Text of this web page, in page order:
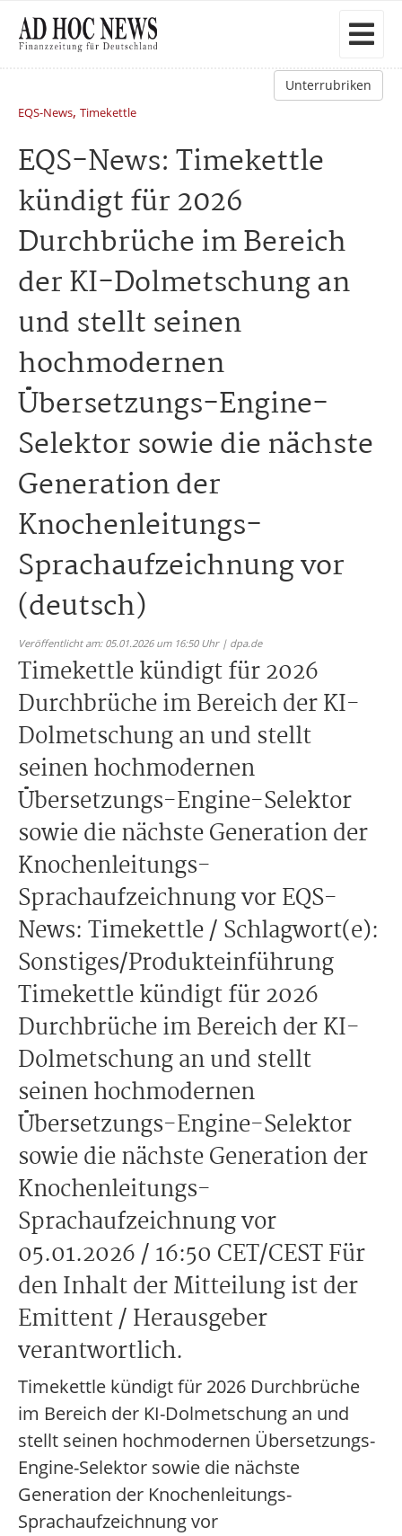
Unterrubriken
EQS-News, Timekettle
EQS-News: Timekettle
kündigt für 2026
Durchbrüche im Bereich
der KI-Dolmetschung an
und stellt seinen
hochmodernen
Übersetzungs-Engine-
Selektor sowie die nächste
Generation der
Knochenleitungs-
Sprachaufzeichnung vor
(deutsch)
Veröffentlicht am: 05.01.2026 um 16:50 Uhr | dpa.de
Timekettle kündigt für 2026
Durchbrüche im Bereich der KI-
Dolmetschung an und stellt
seinen hochmodernen
Übersetzungs-Engine-Selektor
sowie die nächste Generation der
Knochenleitungs-
Sprachaufzeichnung vor EQS-
News: Timekettle / Schlagwort(e):
Sonstiges/Produkteinführung
Timekettle kündigt für 2026
Durchbrüche im Bereich der KI-
Dolmetschung an und stellt
seinen hochmodernen
Übersetzungs-Engine-Selektor
sowie die nächste Generation der
Knochenleitungs-
Sprachaufzeichnung vor
05.01.2026 / 16:50 CET/CEST Für
den Inhalt der Mitteilung ist der
Emittent / Herausgeber
verantwortlich.
Timekettle kündigt für 2026 Durchbrüche
im Bereich der KI-Dolmetschung an und
stellt seinen hochmodernen Übersetzungs-
Engine-Selektor sowie die nächste
Generation der Knochenleitungs-
Sprachaufzeichnung vor